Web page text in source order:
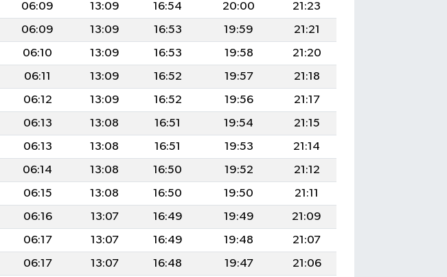
06:09 13:09 16:54 20:00
21:23
06:09 13:09 16:53 19:59
21:21
06:10 13:09 16:53 19:58
21:20
06:11 13:09 16:52 19:57
21:18
06:12 13:09 16:52 19:56
21:17
06:13 13:08 16:51 19:54
21:15
06:13 13:08 16:51 19:53
21:14
06:14 13:08 16:50 19:52
21:12
06:15 13:08 16:50 19:50
21:11
06:16 13:07 16:49 19:49
21:09
06:17 13:07 16:49 19:48
21:07
06:17 13:07 16:48 19:47
21:06